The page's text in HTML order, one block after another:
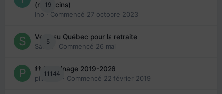
19
(médecins)
Ino · Commencé 27 octobre 2023
5
Venir au Québec pour la retraite
Sab74
· Commencé 26 mai
11144
👬 Parrainage 2019-2026
piinoush · Commencé 22 février 2019